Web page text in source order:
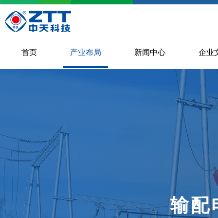
首页 产业布局 新闻中心 企业
输配